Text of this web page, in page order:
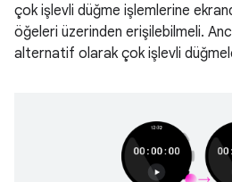
çok işlevli düğme işlemlerine
öğeleri üzerinden erişilebilmeli.
alternatif olarak çok işlevli